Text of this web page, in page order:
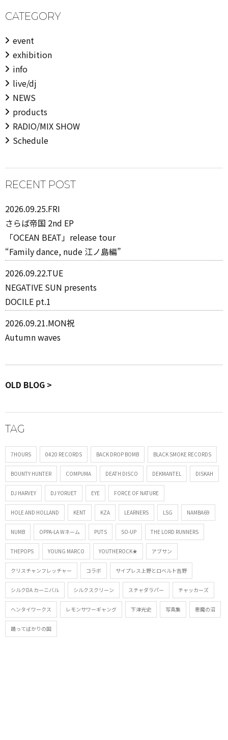
CATEGORY
event
exhibition
info
live/dj
NEWS
products
RADIO/MIX SHOW
Schedule
RECENT POST
2026.09.25.FRI
さらば帝国 2nd EP
「OCEAN BEAT」release tour
“Family dance, nude 江ノ島編”
2026.09.22.TUE
NEGATIVE SUN presents
DOCILE pt.1
2026.09.21.MON祝
Autumn waves
OLD BLOG >
TAG
7HOURS 0420 RECORDS BACK DROP BOMB BLACK SMOKE RECORDS
BOUNTY HUNTER COMPUMA DEATH DISCO DEKMANTEL DISKAH
DJ HARVEY DJ YORUET EYE FORCE OF NATURE
HOLE AND HOLLAND KENT KZA LEARNERS LSG NAMBA69
NUMB OPPA-LA Wネーム PUTS SO-UP THE LORD RUNNERS
THEPOPS YOUNG MARCO YOUTHEROCK★ アブサン
クリスチャンフレッチャー コラボ サイプレス上野とロベルト吉野
シルクDA カーニバル シルクスクリーン スチャダラパー チャッカーズ
ヘンタイワークス レモンサワーギャング 下津光史 写真集 悪魔の沼
踊ってばかりの国